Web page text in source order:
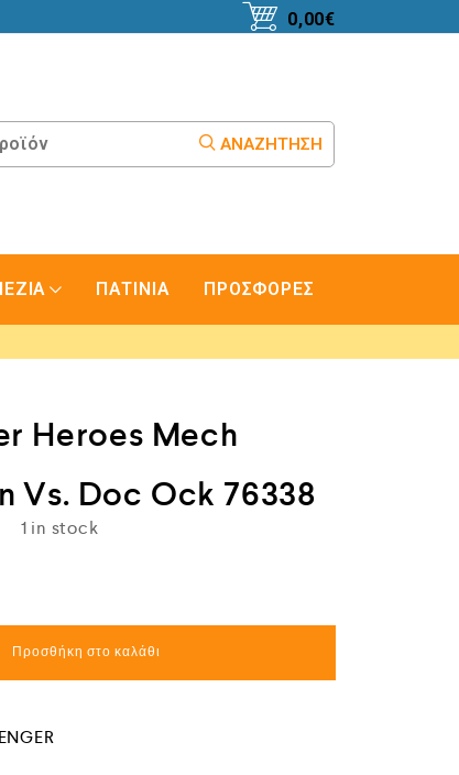
0,00€
ΑΝΑΖΉΤΗΣΗ
ΠΑΤΙΝΙΑ ΠΡΟΣΦΟΡΕΣ
Heroes Mech
Vs. Doc Ock 76338
1 in stock
Προσθήκη στο καλάθι